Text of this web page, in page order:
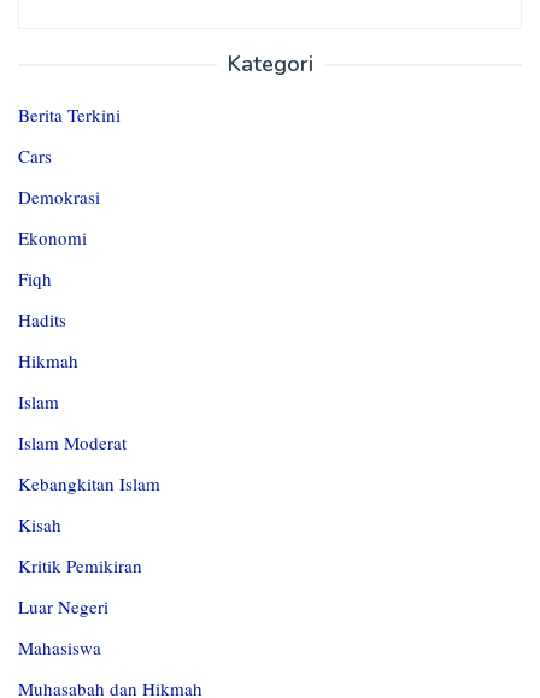
Kategori
Berita Terkini
Cars
Demokrasi
Ekonomi
Fiqh
Hadits
Hikmah
Islam
Islam Moderat
Kebangkitan Islam
Kisah
Kritik Pemikiran
Luar Negeri
Mahasiswa
Muhasabah dan Hikmah